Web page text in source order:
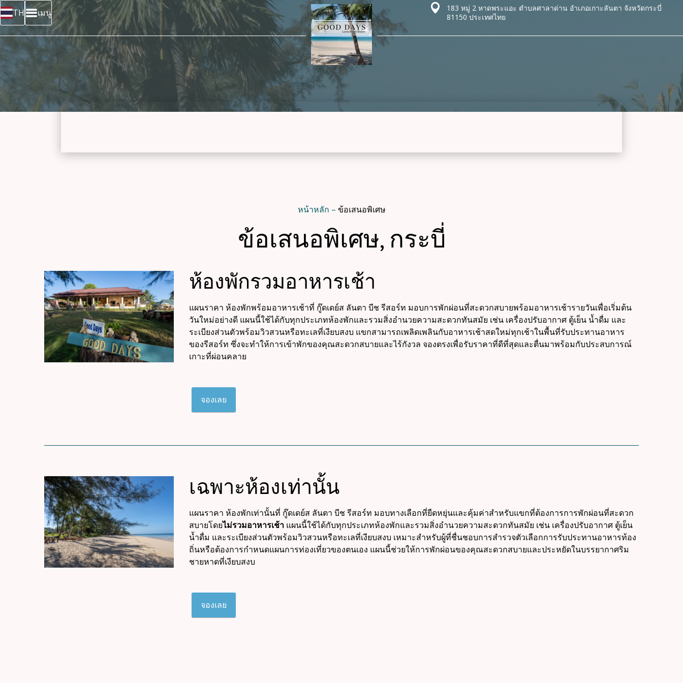
TH เมนู
183 หมู่ 2 หาดพระแอะ ตำบลศาลาด่าน อำเภอเกาะลันตา จังหวัดกระบี่
81150 ประเทศไทย
หน้าหลัก – ข้อเสนอพิเศษ
ข้อเสนอพิเศษ, กระบี่
ห้องพักรวมอาหารเช้า
แผนราคา ห้องพักพร้อมอาหารเช้าที่ กู๊ดเดย์ส ลันตา บีช รีสอร์ท มอบการพักผ่อนที่สะดวกสบายพร้อมอาหารเช้ารายวันเพื่อเริ่มต้น
วันใหม่อย่างดี แผนนี้ใช้ได้กับทุกประเภทห้องพักและรวมสิ่งอำนวยความสะดวกทันสมัย เช่น เครื่องปรับอากาศ ตู้เย็น น้ำดื่ม และ
ระเบียงส่วนตัวพร้อมวิวสวนหรือทะเลที่เงียบสงบ แขกสามารถเพลิดเพลินกับอาหารเช้าสดใหม่ทุกเช้าในพื้นที่รับประทานอาหาร
ของรีสอร์ท ซึ่งจะทำให้การเข้าพักของคุณสะดวกสบายและไร้กังวล จองตรงเพื่อรับราคาที่ดีที่สุดและตื่นมาพร้อมกับประสบการณ์
เกาะที่ผ่อนคลาย
จองเลย
เฉพาะห้องเท่านั้น
แผนราคา ห้องพักเท่านั้นที่ กู๊ดเดย์ส ลันตา บีช รีสอร์ท มอบทางเลือกที่ยืดหยุ่นและคุ้มค่าสำหรับแขกที่ต้องการการพักผ่อนที่สะดวก
สบายโดยไม่รวมอาหารเช้า แผนนี้ใช้ได้กับทุกประเภทห้องพักและรวมสิ่งอำนวยความสะดวกทันสมัย เช่น เครื่องปรับอากาศ ตู้เย็น
น้ำดื่ม และระเบียงส่วนตัวพร้อมวิวสวนหรือทะเลที่เงียบสงบ เหมาะสำหรับผู้ที่ชื่นชอบการสำรวจตัวเลือกการรับประทานอาหารท้อง
ถิ่นหรือต้องการกำหนดแผนการท่องเที่ยวของตนเอง แผนนี้ช่วยให้การพักผ่อนของคุณสะดวกสบายและประหยัดในบรรยากาศริม
ชายหาดที่เงียบสงบ
จองเลย